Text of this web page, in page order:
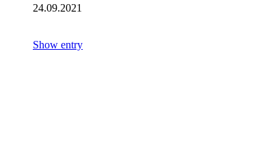
24.09.2021
Show entry